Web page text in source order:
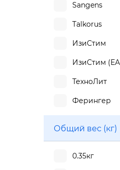
Sangens
Talkorus
ИзиСтим
ИзиСтим
ТехноЛит
Ферингер
Общий вес (кг)
0.35кг